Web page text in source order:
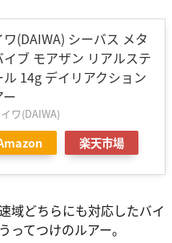
ワ(DAIWA) シーバス メタ
イブ モアザン リアルステ
ル 14g デイリアクション
ー
ワ(DAIWA)
楽天市場
域どちらにも対応したバイ
ってつけのルアー。